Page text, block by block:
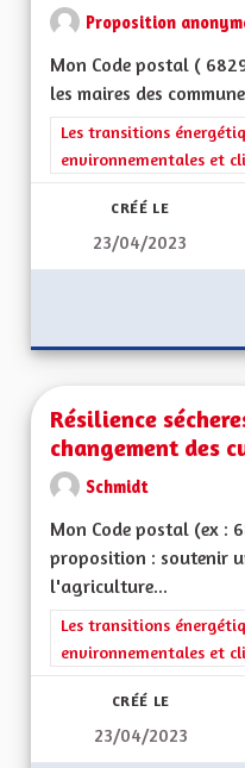
Proposition
Mon Code postal (
les maires des
Filtrer les résultats de
Les transitions
environnementales et
CRÉÉ LE
23/04/2023
Résilience
changement des
Schmidt
Mon Code postal (ex :
proposition : soutenir
l'agriculture...
Filtrer les résultats de
Les transitions
environnementales et
CRÉÉ LE
23/04/2023